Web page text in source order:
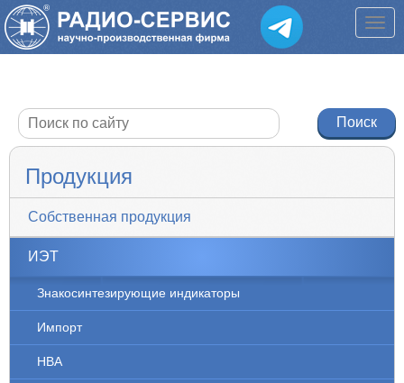
Продукция
Собственная продукция
ИЭТ
Знакосинтезирующие индикаторы
Импорт
НВА